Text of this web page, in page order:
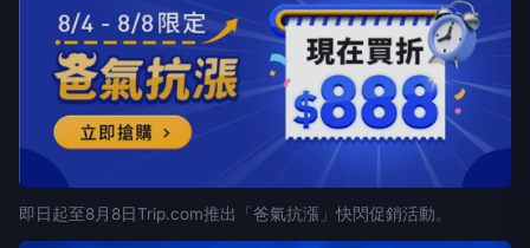
即日起至8月8日Trip.com推出「爸氣抗漲」快閃促銷活動。